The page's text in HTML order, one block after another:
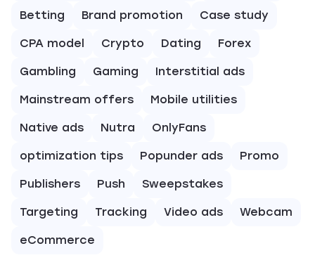
Betting Brand promotion Case study
CPA model Crypto Dating Forex
Gambling Gaming Interstitial ads
Mainstream offers Mobile utilities
Native ads Nutra OnlyFans
optimization tips Popunder ads Promo
Publishers Push Sweepstakes
Targeting Tracking Video ads Webcam
eCommerce